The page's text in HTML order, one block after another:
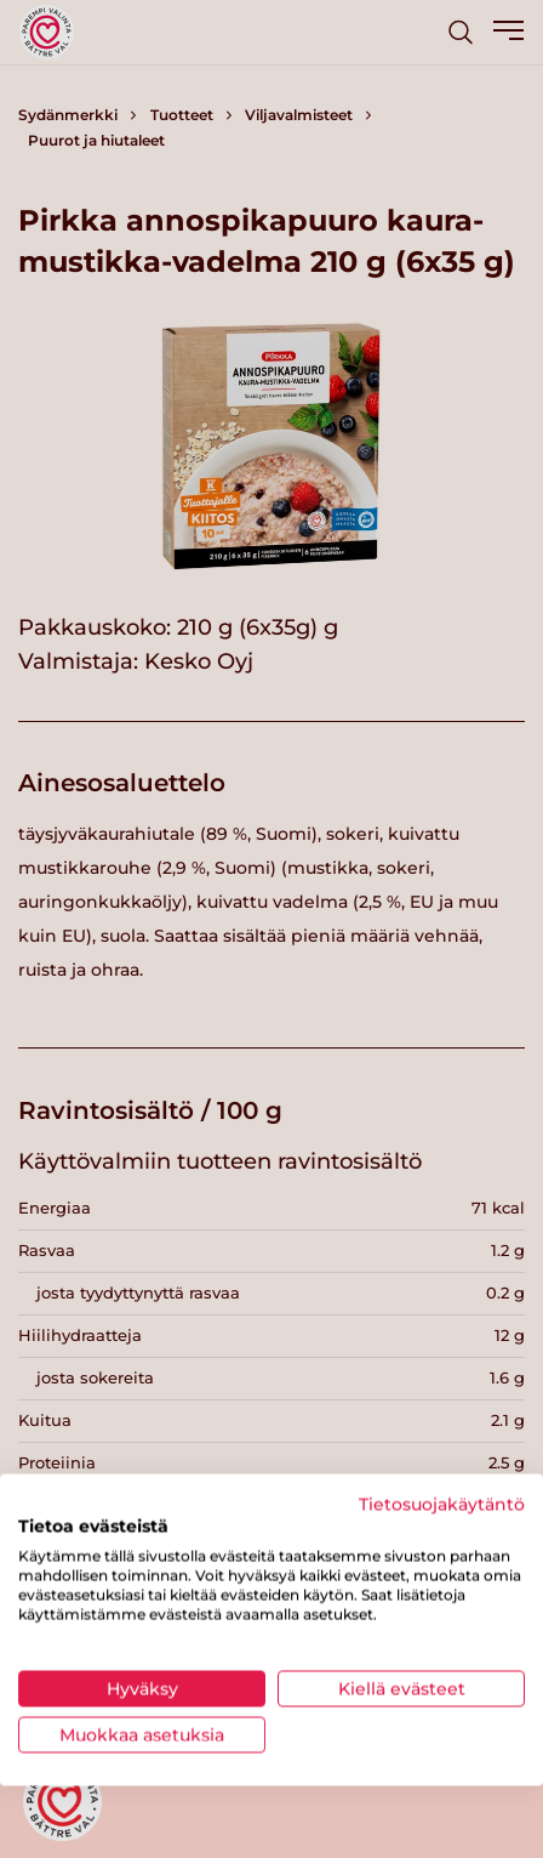
Sydänmerkki Tuotteet
Viljavalmisteet
Puurot ja hiutaleet
Pirkka annospikapuuro kaura-
mustikka-vadelma 210 g (6x35 g)
Pakkauskoko: 210 g (6x35g) g
Valmistaja: Kesko Oyj
Ainesosaluettelo
täysjyväkaurahiutale (89 %, Suomi), sokeri, kuivattu
mustikkarouhe (2,9 %, Suomi) (mustikka, sokeri,
auringonkukkaöljy), kuivattu vadelma (2,5 %, EU ja muu
kuin EU), suola. Saattaa sisältää pieniä määriä vehnää,
ruista ja ohraa.
Ravintosisältö / 100 g
Käyttövalmiin tuotteen ravintosisältö
Energiaa 71 kcal
Rasvaa 1.2 g
josta tyydyttynyttä rasvaa 0.2 g
Hiilihydraatteja 12 g
josta sokereita 1.6 g
Kuitua 2.1 g
Proteiinia 2.5 g
0.1 g
Tietosuojakäytäntö
Tietoa evästeistä
Käytämme tällä sivustolla evästeitä taataksemme sivuston parhaan
mahdollisen toiminnan. Voit hyväksyä kaikki evästeet, muokata omia
evästeasetuksiasi tai kieltää evästeiden käytön. Saat lisätietoja
käyttämistämme evästeistä avaamalla asetukset.
Hyväksy Kiellä evästeet
Muokkaa asetuksia